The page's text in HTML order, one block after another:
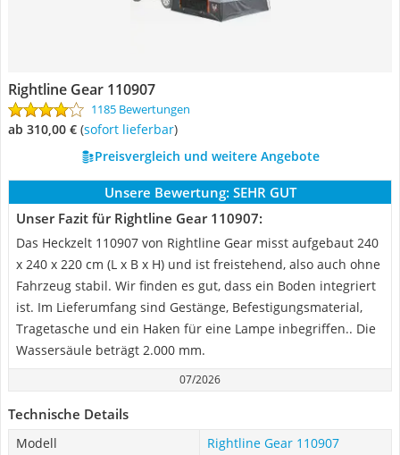
Rightline Gear 110907
1185 Bewertungen
ab 310,00 € ( Sofort lieferbar)
Preisvergleich und weitere Angebote
Unsere Bewertung: SEHR GUT
Unser Fazit für Rightline Gear 110907:
Das Heckzelt 110907 von Rightline Gear misst aufgebaut 240
x 240 x 220 cm (L x B x H) und ist freistehend, also auch ohne
Fahrzeug stabil. Wir finden es gut, dass ein Boden integriert
ist. Im Lieferumfang sind Gestänge, Befestigungsmaterial,
Tragetasche und ein Haken für eine Lampe inbegriffen.. Die
Wassersäule beträgt 2.000 mm.
07/2026
Technische Details
Modell
Rightline Gear 110907